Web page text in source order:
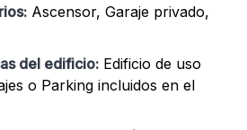
Ascensor, Garaje privado,
del edificio: Edificio de uso
o Parking incluidos en el